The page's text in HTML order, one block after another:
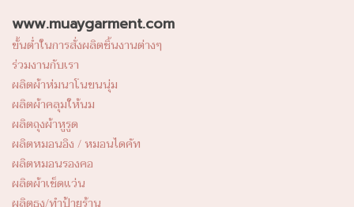
www.muaygarment.com
ขั้นต่ำในการสั่งผลิตชิ้นงานต่างๆ
ร่วมงานกับเรา
ผลิตผ้าห่มนาโนขนนุ่ม
ผลิตผ้าคลุมให้นม
ผลิตถุงผ้าหูรูด
ผลิตหมอนอิง / หมอนไดคัท
ผลิตหมอนรองคอ
ผลิตผ้าเช็ดแว่น
ผลิตธง/ทำป้ายร้าน